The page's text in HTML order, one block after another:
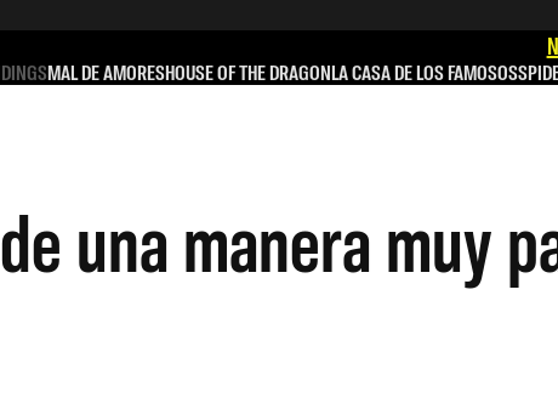
MAL DE AMORESHOUSE OF THE DRAGONLA CASA DE LOS FAMOSOS
una manera muy